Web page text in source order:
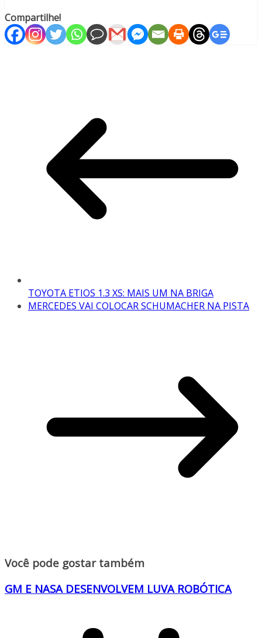
Compartilhe!
TOYOTA ETIOS 1.3 XS: MAIS UM NA BRIGA
MERCEDES VAI COLOCAR SCHUMACHER NA PISTA
Você pode gostar também
GM E NASA DESENVOLVEM LUVA ROBÓTICA